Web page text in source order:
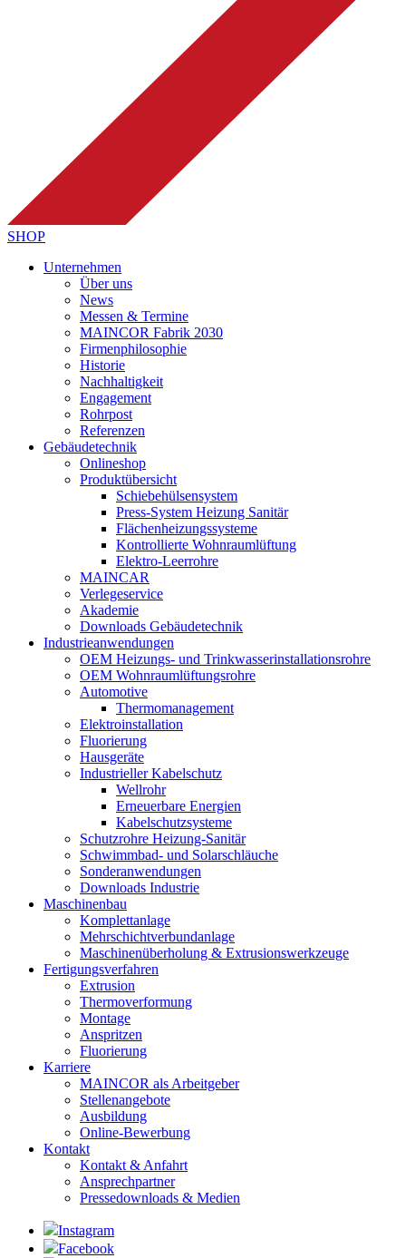
SHOP
Unternehmen
Über uns
News
Messen & Termine
MAINCOR Fabrik 2030
Firmenphilosophie
Historie
Nachhaltigkeit
Engagement
Rohrpost
Referenzen
Gebäudetechnik
Onlineshop
Produktübersicht
Schiebehülsensystem
Press-System Heizung Sanitär
Flächenheizungssysteme
Kontrollierte Wohnraumlüftung
Elektro-Leerrohre
MAINCAR
Verlegeservice
Akademie
Downloads Gebäudetechnik
Industrieanwendungen
OEM Heizungs- und Trinkwasserinstallationsrohre
OEM Wohnraumlüftungsrohre
Automotive
Thermomanagement
Elektroinstallation
Fluorierung
Hausgeräte
Industrieller Kabelschutz
Wellrohr
Erneuerbare Energien
Kabelschutzsysteme
Schutzrohre Heizung-Sanitär
Schwimmbad- und Solarschläuche
Sonderanwendungen
Downloads Industrie
Maschinenbau
Komplettanlage
Mehrschichtverbundanlage
Maschinenüberholung & Extrusionswerkzeuge
Fertigungsverfahren
Extrusion
Thermoverformung
Montage
Anspritzen
Fluorierung
Karriere
MAINCOR als Arbeitgeber
Stellenangebote
Ausbildung
Online-Bewerbung
Kontakt
Kontakt & Anfahrt
Ansprechpartner
Pressedownloads & Medien
Instagram
Facebook